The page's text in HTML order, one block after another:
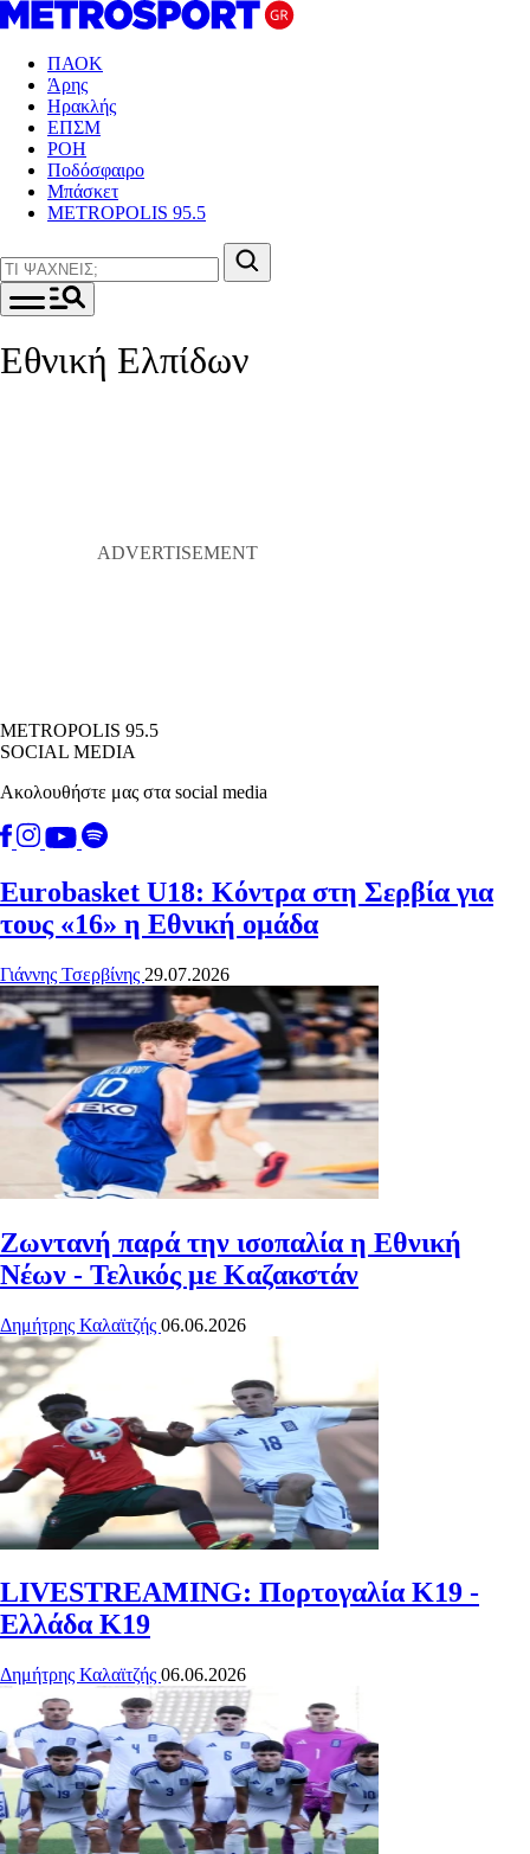
ΠΑΟΚ
Άρης
Ηρακλής
ΕΠΣΜ
ΡΟΗ
Ποδόσφαιρο
Μπάσκετ
METROPOLIS 95.5
Εθνική Ελπίδων
METROPOLIS 95.5
SOCIAL MEDIA
Ακολουθήστε μας στα social media
Eurobasket U18: Κόντρα στη Σερβία για
τους «16» η Εθνική ομάδα
Γιάννης Τσερβίνης 29.07.2026
Ζωντανή παρά την ισοπαλία η Εθνική
Νέων - Τελικός με Καζακστάν
Δημήτρης Καλαϊτζής 06.06.2026
LIVESTREAMING: Πορτογαλία Κ19 -
Ελλάδα Κ19
Δημήτρης Καλαϊτζής 06.06.2026